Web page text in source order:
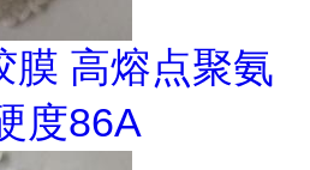
膜 高熔点聚氨
度86A